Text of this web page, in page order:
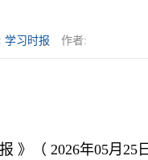
学习时报 作者:
（ 2026年05月25日